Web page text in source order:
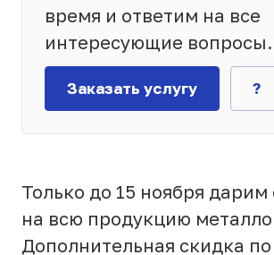
время и ответим на все
интересующие вопросы.
Заказать услугу ?
Только до 15 ноября дарим
на всю продукцию
Дополнительная скидка по